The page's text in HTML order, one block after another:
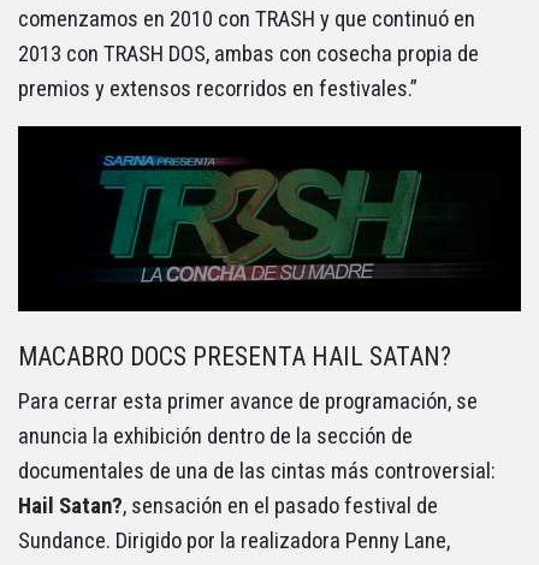
comenzamos en 2010 con TRASH y que continuó en
2013 con TRASH DOS, ambas con cosecha propia de
premios y extensos recorridos en festivales.”
MACABRO DOCS PRESENTA HAIL SATAN?
Para cerrar esta primer avance de programación, se
anuncia la exhibición dentro de la sección de
documentales de una de las cintas más controversial:
Hail Satan?, sensación en el pasado festival de
Sundance. Dirigido por la realizadora Penny Lane,